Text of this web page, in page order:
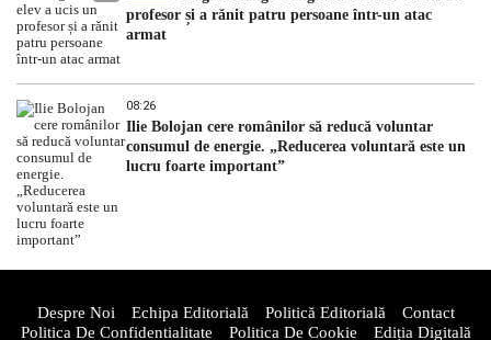
profesor și a rănit patru persoane într-un atac
armat
08:26
Ilie Bolojan cere românilor să reducă voluntar
consumul de energie. „Reducerea voluntară este un
lucru foarte important”
Despre Noi Echipa Editorială Politică Editorială
Contact
Politica De Confidentialitate
Politica De Cookie Ediția Digitală